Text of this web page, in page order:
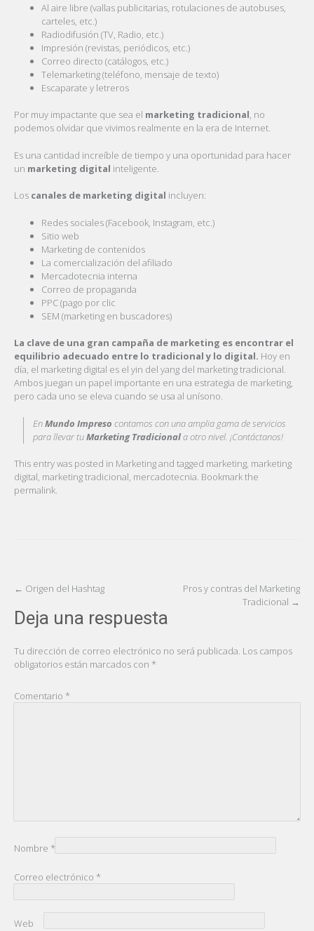
Al aire libre (vallas publicitarias, rotulaciones de autobuses,
carteles, etc.)
Radiodifusión (TV, Radio, etc.)
Impresión (revistas, periódicos, etc.)
Correo directo (catálogos, etc.)
Telemarketing (teléfono, mensaje de texto)
Escaparate y letreros
Por muy impactante que sea el marketing tradicional, no
podemos olvidar que vivimos realmente en la era de Internet.
Es una cantidad increíble de tiempo y una oportunidad para hacer
un marketing digital inteligente.
Los canales de marketing digital incluyen:
Redes sociales (Facebook, Instagram, etc.)
Sitio web
Marketing de contenidos
La comercialización del afiliado
Mercadotecnia interna
Correo de propaganda
PPC (pago por clic
SEM (marketing en buscadores)
La clave de una gran campaña de marketing es encontrar el
equilibrio adecuado entre lo tradicional y lo digital. Hoy en
día, el marketing digital es el yin del yang del marketing tradicional.
Ambos juegan un papel importante en una estrategia de marketing,
pero cada uno se eleva cuando se usa al unísono.
EnMundo Impreso contamos con una amplia gama de servicios
para llevar tuMarketing Tradicionala otro nivel. ¡Contáctanos!
This entry was posted in Marketingand tagged marketing, marketing
digital, marketing tradicional, mercadotecnia. Bookmark the
permalink.
Post
navigation
← Origen del Hashtag
Pros y contras del Marketing
Tradicional →
Deja una respuesta
Tu dirección de correo electrónico no será publicada. Los campos
obligatorios están marcados con *
Comentario *
Nombre *
Correo electrónico *
Web